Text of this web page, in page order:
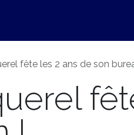
fête les 2 ans de son